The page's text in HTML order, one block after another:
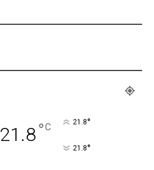
21.8°C 21.8°
21.8°